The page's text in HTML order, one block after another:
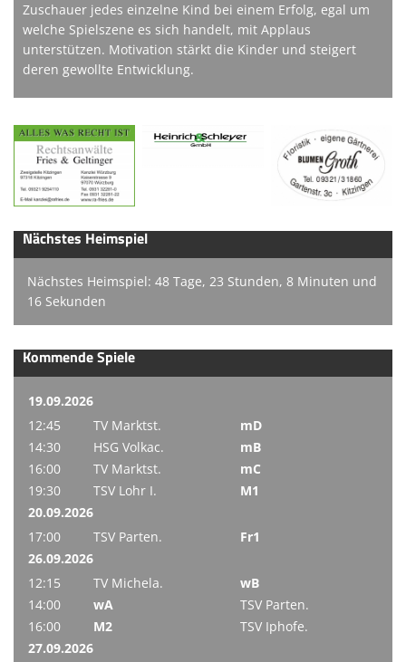
Zuschauer jedes einzelne Kind bei einem Erfolg, egal um
welche Spielszene es sich handelt, mit Applaus
unterstützen. Motivation stärkt die Kinder und steigert
deren gewollte Entwicklung.
Nächstes Heimspiel
Nächstes Heimspiel: 48 Tage, 23 Stunden, 8 Minuten und
16 Sekunden
Kommende Spiele
19.09.2026
12:45
TV Marktst.
mD
14:30
HSG Volkac.
mB
16:00
TV Marktst.
mC
19:30
TSV Lohr I.
M1
20.09.2026
17:00
TSV Parten.
Fr1
26.09.2026
12:15
TV Michela.
wB
14:00
wA
TSV Parten.
16:00
M2
TSV Iphofe.
27.09.2026